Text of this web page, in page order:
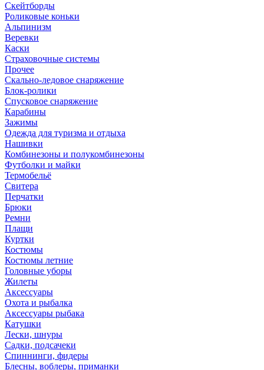
Скейтборды
Роликовые коньки
Альпинизм
Веревки
Каски
Страховочные системы
Прочее
Скально-ледовое снаряжение
Блок-ролики
Спусковое снаряжение
Карабины
Зажимы
Одежда для туризма и отдыха
Нашивки
Комбинезоны и полукомбинезоны
Футболки и майки
Термобельё
Свитера
Перчатки
Брюки
Ремни
Плащи
Куртки
Костюмы
Костюмы летние
Головные уборы
Жилеты
Аксессуары
Охота и рыбалка
Аксессуары рыбака
Катушки
Лески, шнуры
Садки, подсачеки
Спиннинги, фидеры
Блесны, воблеры, приманки